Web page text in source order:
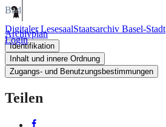
Digitaler LesesaalStaatsarchiv Basel-Stadt
Login
Bild
Archivplan
Identifikation
Inhalt und innere Ordnung
Zugangs- und Benutzungsbestimmungen
Teilen